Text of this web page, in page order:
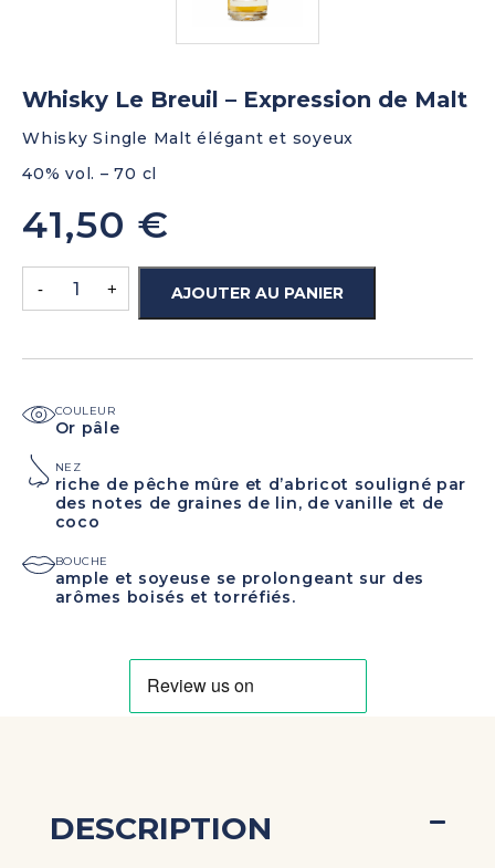
Whisky Le Breuil – Expression de Malt
Whisky Single Malt élégant et soyeux
40% vol. – 70 cl
41,50 €
- + AJOUTER AU PANIER
COULEUR
Or pâle
NEZ
riche de pêche mûre et d’abricot souligné par
des notes de graines de lin, de vanille et de
coco
BOUCHE
ample et soyeuse se prolongeant sur des
arômes boisés et torréfiés.
DESCRIPTION